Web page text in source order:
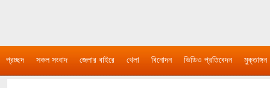
প্রচ্ছদ সকল সংবাদ জেলার বাইরে খেলা বিনোদন ভিডিও প্রতিবেদন মুক্তাঙ্গন